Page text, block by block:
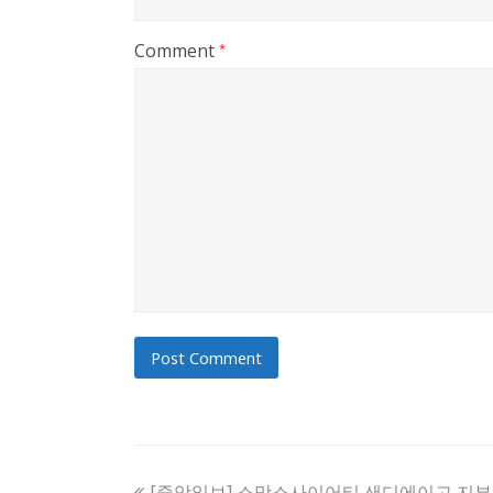
Comment *